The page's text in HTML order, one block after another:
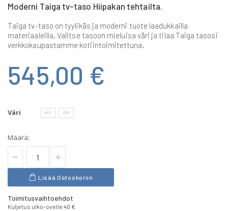
images
Moderni Taiga tv-taso Hiipakan tehtailta.
Taiga tv-taso on tyylikäs ja moderni tuote laadukkailla
materiaaleilla. Valitse tasoon mieluisa väri ja tilaa Taiga tasosi
verkkokaupastamme kotiintoimitettuna.
545,00 €
Väri
Määrä:
Lisää Ostoskoriin
Toimitusvaihtoehdot
Kuljetus ulko-ovelle 40 €